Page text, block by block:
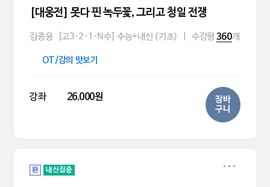
[대웅전] 못다 핀 녹두꽃, 그리고 청일 전쟁
김종웅 [고3·2·1·N수] 수능+내신 (기초) 수강평 360개
OT/강의 맛보기
강좌 26,000원
장바
구니
완 내신집중